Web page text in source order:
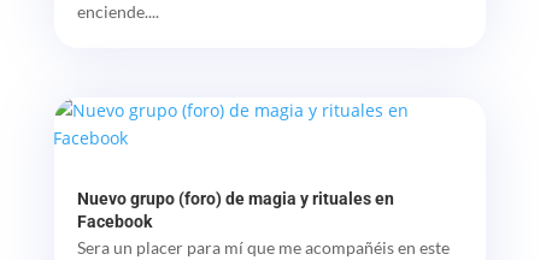
enciende....
Nuevo grupo (foro) de magia y rituales en
Facebook
Sera un placer para mí que me acompañéis en este